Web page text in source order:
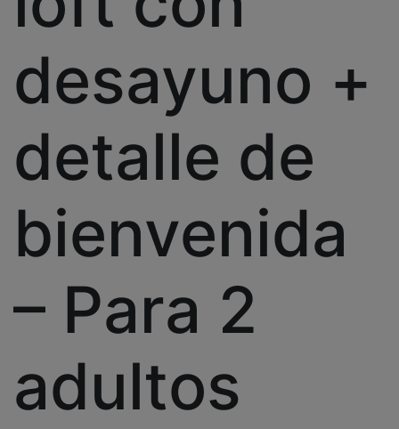
desayuno +
detalle de
bienvenida
– Para 2
adultos